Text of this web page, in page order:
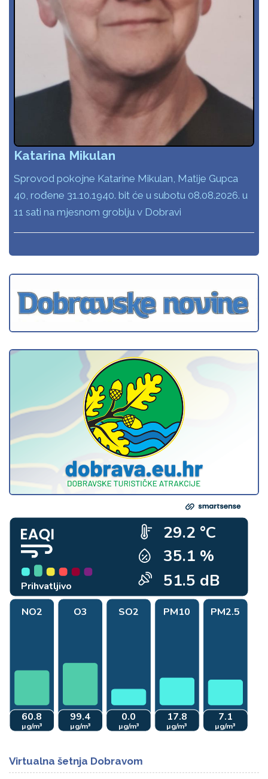
Katarina Mikulan
Sprovod pokojne Katarine Mikulan, Matije Gupca
40, rođene 31.10.1940. bit će u subotu 08.08.2026. u
11 sati na mjesnom groblju v Dobravi
Virtualna šetnja Dobravom